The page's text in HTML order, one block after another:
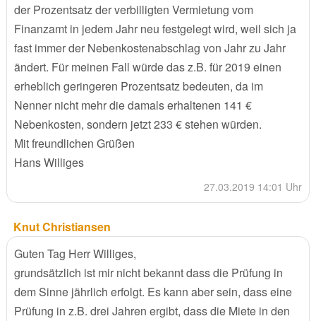
der Prozentsatz der verbilligten Vermietung vom
Finanzamt in jedem Jahr neu festgelegt wird, weil sich ja
fast immer der Nebenkostenabschlag von Jahr zu Jahr
ändert. Für meinen Fall würde das z.B. für 2019 einen
erheblich geringeren Prozentsatz bedeuten, da im
Nenner nicht mehr die damals erhaltenen 141 €
Nebenkosten, sondern jetzt 233 € stehen würden.
Mit freundlichen Grüßen
Hans Williges
27.03.2019 14:01 Uhr
Knut Christiansen
Guten Tag Herr Williges,
grundsätzlich ist mir nicht bekannt dass die Prüfung in
dem Sinne jährlich erfolgt. Es kann aber sein, dass eine
Prüfung in z.B. drei Jahren ergibt, dass die Miete in den